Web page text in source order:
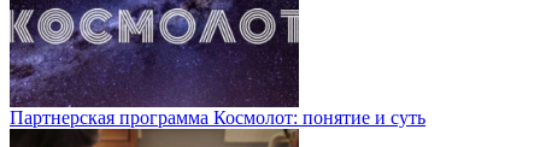
Партнерская программа Космолот: понятие и суть